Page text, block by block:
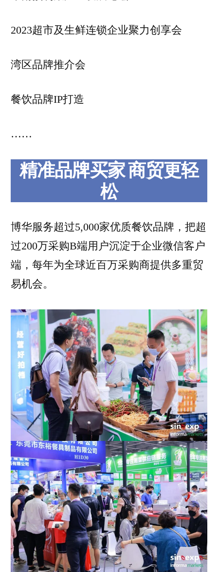
2023超市及生鲜连锁企业聚力创享会
湾区品牌推介会
餐饮品牌IP打造
……
精准品牌买家 商贸更轻
松
博华服务超过5,000家优质餐饮品牌，把超
过200万采购B端用户沉淀于企业微信客户
端，每年为全球近百万采购商提供多重贸
易机会。